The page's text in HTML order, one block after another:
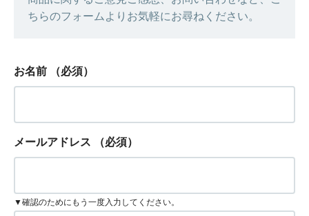
ちらのフォームよりお気軽にお尋ねください。
お名前 （必須）
メールアドレス （必須）
▼確認のためにもう一度入力してください。